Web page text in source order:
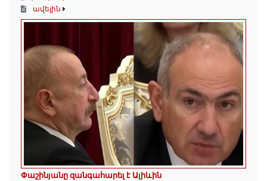
ավելին
Փաշինյանը զանգահարել է Ալիևին